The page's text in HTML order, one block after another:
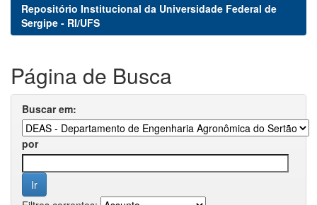
Repositório Institucional da Universidade Federal de
Sergipe - RI/UFS
Página de Busca
Buscar em:
por